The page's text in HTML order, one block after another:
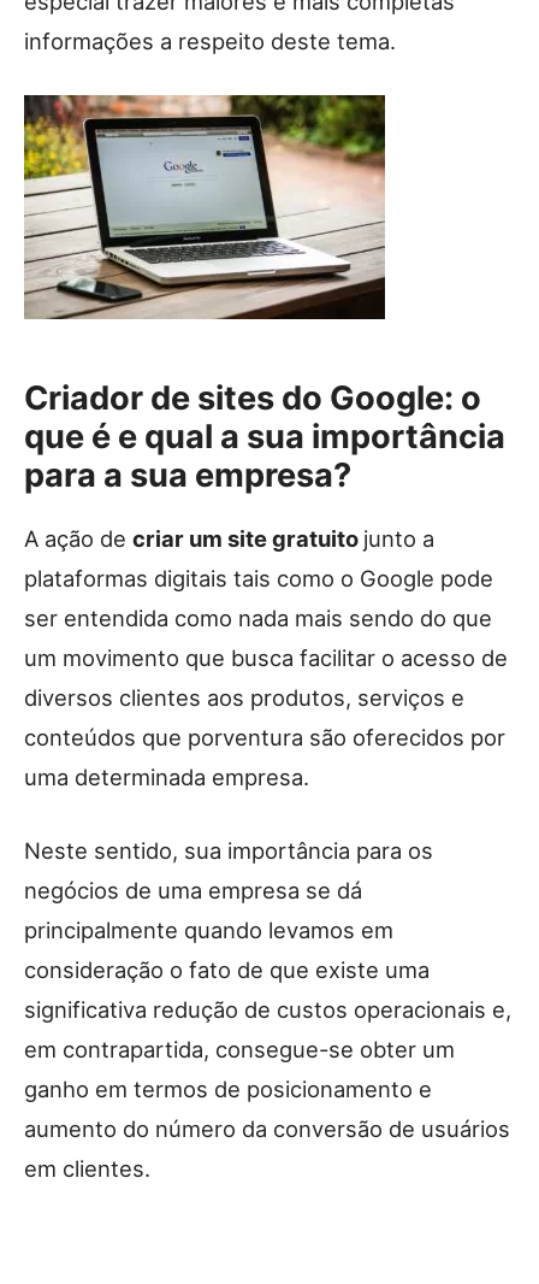
informações a respeito deste tema.
Criador de sites do Google: o
que é e qual a sua importância
para a sua empresa?
A ação de criar um site gratuito junto a
plataformas digitais tais como o Google pode
ser entendida como nada mais sendo do que
um movimento que busca facilitar o acesso de
diversos clientes aos produtos, serviços e
conteúdos que porventura são oferecidos por
uma determinada empresa.
Neste sentido, sua importância para os
negócios de uma empresa se dá
principalmente quando levamos em
consideração o fato de que existe uma
significativa redução de custos operacionais e,
em contrapartida, consegue-se obter um
ganho em termos de posicionamento e
aumento do número da conversão de usuários
em clientes.